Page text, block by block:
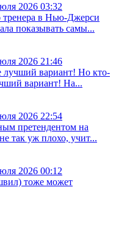
2026 03:32
в Нью-Джерси
показывать самы...
2026 21:46
вариант! Но кто-
вариант! На...
2026 22:54
претендентом на
так уж плохо, учит...
2026 00:12
тоже может